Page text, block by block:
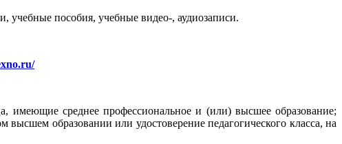
учебные пособия, учебные видео-, аудиозаписи.
имеющие среднее профессиональное и (или) высшее образование;
образовании или удостоверение педагогического класса, на